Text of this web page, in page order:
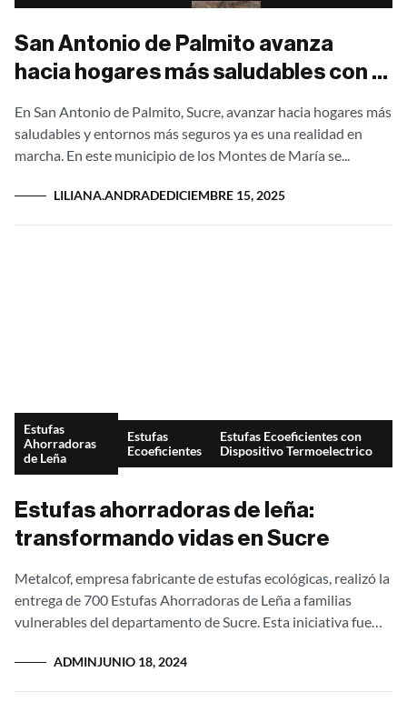
San Antonio de Palmito avanza
hacia hogares más saludables con el
En San Antonio de Palmito, Sucre, avanzar hacia hogares más
saludables y entornos más seguros ya es una realidad en
marcha. En este municipio de los Montes de María se...
LILIANA.ANDRADEDICIEMBRE 15, 2025
Estufas
Ahorradoras
de Leña
Estufas
Ecoeficientes
Estufas Ecoeficientes con
Dispositivo Termoelectrico
Estufas ahorradoras de leña:
transformando vidas en Sucre
Metalcof, empresa fabricante de estufas ecológicas, realizó la
entrega de 700 Estufas Ahorradoras de Leña a familias
vulnerables del departamento de Sucre. Esta iniciativa fue
ADMINJUNIO 18, 2024